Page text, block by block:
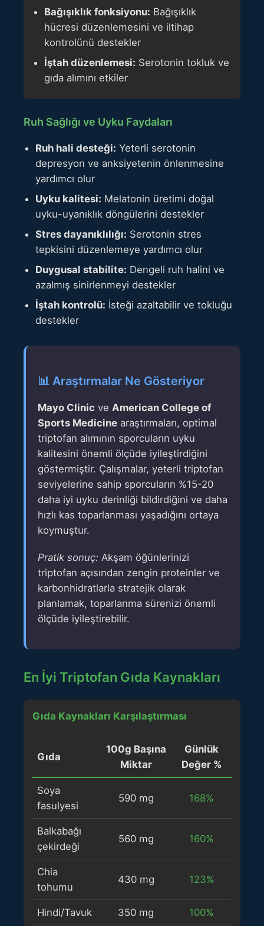
Bağışıklık fonksiyonu: Bağışıklık
hücresi düzenlemesini ve iltihap
kontrolünü destekler
İştah düzenlemesi: Serotonin tokluk ve
gıda alımını etkiler
Ruh Sağlığı ve Uyku Faydaları
Ruh hali desteği: Yeterli serotonin
depresyon ve anksiyetenin önlenmesine
yardımcı olur
Uyku kalitesi: Melatonin üretimi doğal
uyku-uyanıklık döngülerini destekler
Stres dayanıklılığı: Serotonin stres
tepkisini düzenlemeye yardımcı olur
Duygusal stabilite: Dengeli ruh halini ve
azalmış sinirlenmeyi destekler
İştah kontrolü: İsteği azaltabilir ve tokluğu
destekler
📊 Araştırmalar Ne Gösteriyor
Mayo Clinic ve American College of
Sports Medicine araştırmaları, optimal
triptofan alımının sporcuların uyku
kalitesini önemli ölçüde iyileştirdiğini
göstermiştir. Çalışmalar, yeterli triptofan
seviyelerine sahip sporcuların %15-20
daha iyi uyku derinliği bildirdiğini ve daha
hızlı kas toparlanması yaşadığını ortaya
koymuştur.
Pratik sonuç: Akşam öğünlerinizi
triptofan açısından zengin proteinler ve
karbonhidratlarla stratejik olarak
planlamak, toparlanma sürenizi önemli
ölçüde iyileştirebilir.
En İyi Triptofan Gıda Kaynakları
Gıda Kaynakları Karşılaştırması
Gıda
100g Başına
Miktar
Günlük
Değer %
Soya
fasulyesi
590 mg 168%
Balkabağı
çekirdeği
560 mg 160%
Chia
tohumu
430 mg 123%
Hindi/Tavuk 350 mg 100%